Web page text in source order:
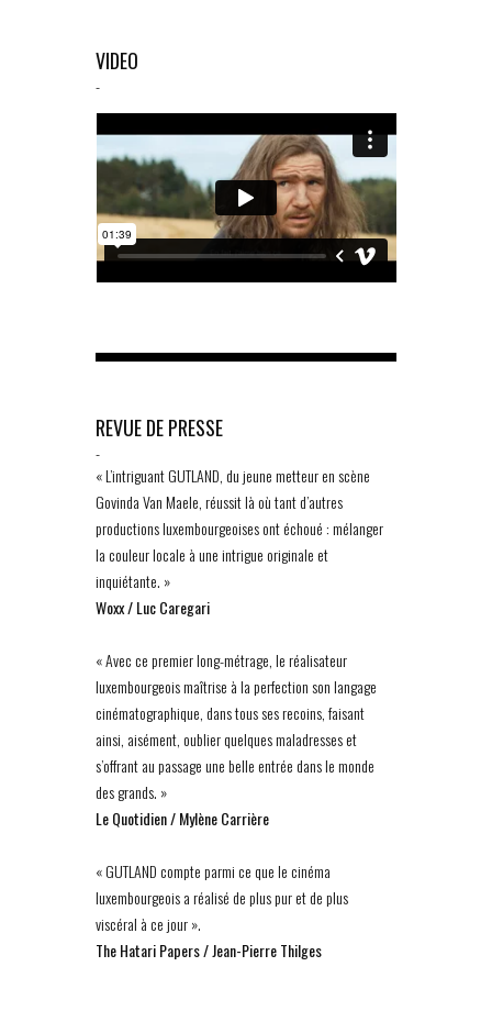
VIDEO
-
REVUE DE PRESSE
-
« L’intriguant GUTLAND, du jeune metteur en scène
Govinda Van Maele, réussit là où tant d’autres
productions luxembourgeoises ont échoué : mélanger
la couleur locale à une intrigue originale et
inquiétante. »
Woxx / Luc Caregari
« Avec ce premier long-métrage, le réalisateur
luxembourgeois maîtrise à la perfection son langage
cinématographique, dans tous ses recoins, faisant
ainsi, aisément, oublier quelques maladresses et
s’offrant au passage une belle entrée dans le monde
des grands. »
Le Quotidien / Mylène Carrière
« GUTLAND compte parmi ce que le cinéma
luxembourgeois a réalisé de plus pur et de plus
viscéral à ce jour ».
The Hatari Papers / Jean-Pierre Thilges